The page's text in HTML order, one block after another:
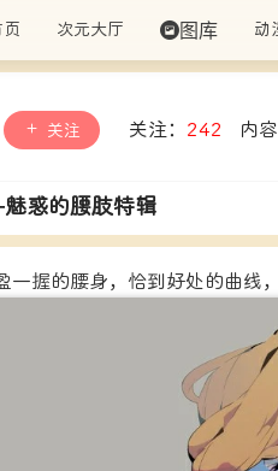
页 次元大厅 图库 动
关注 关注： 242 内容
惑的腰肢特辑
一握的腰身，恰到好处的曲线